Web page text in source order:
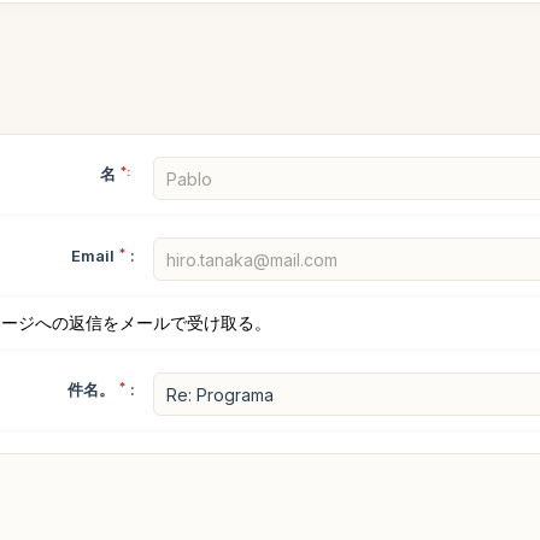
名 *:
Email * :
ジへの返信をメールで受け取る。
件名。 * :